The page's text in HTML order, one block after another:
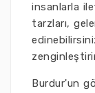
insanlarla
tarzları,
Burdur'un